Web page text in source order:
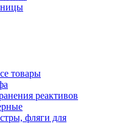
товары
реактивов
фляги для